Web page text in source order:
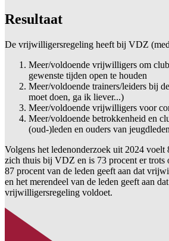
Resultaat
De vrijwilligersregeling heeft bij VDZ
Meer/voldoende vrijwilligers om
gewenste tijden open te houden
Meer/voldoende trainers/leiders bij
moet doen, ga ik liever...)
Meer/voldoende vrijwilligers voor
Meer/voldoende betrokkenheid en
(oud-)leden en ouders van jeugdleden
Volgens het ledenonderzoek uit 2024 voelt
zich thuis bij VDZ en is 73 procent er
87 procent van de leden geeft aan dat
en het merendeel van de leden geeft aan
vrijwilligersregeling voldoet.